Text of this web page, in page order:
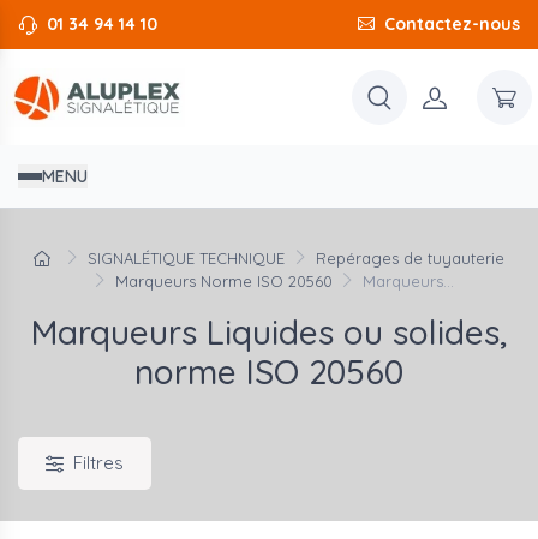
01 34 94 14 10 Contactez-nous
MENU
SIGNALÉTIQUE TECHNIQUE
Repérages de tuyauterie
Marqueurs Norme ISO 20560
Marqueurs...
Marqueurs Liquides ou solides,
norme ISO 20560
Filtres